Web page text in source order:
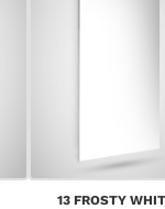
13 FROSTY